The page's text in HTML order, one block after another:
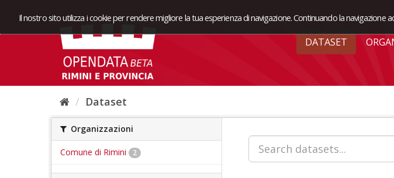
Il nostro sito utilizza i cookie per rendere migliore la tua esperienza di navigazione. Continuando la
DATASET
Dataset
Organizzazioni
Comune di Rimini 2